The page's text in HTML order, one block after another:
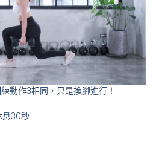
動作3相同，只是換腳進行！
息30秒